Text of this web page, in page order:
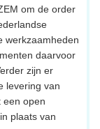
om de order
werkzaamheden
daarvoor
zijn er
levering van
een open
plaats van